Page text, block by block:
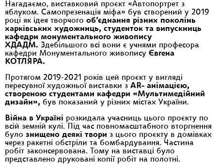
Нагадаємо, виставковий проєкт «Автопортрет з
яблуком. Самопрезенація міфа» був створений у 2019
році як ідея творчого об’єднання різних поколінь
харківських художниць, студенток та випускниць
кафедри монументального живопису
ХДАДМ. Здебільшого всі вони є учнями професора
кафедри Монументального живопису Євгена
КОТЛЯРА.
Протягом 2019-2021 років цей проєкт у вигляді
пересувної художньої виставки з AR- анімацією,
створеною студентами кафедри «Мультимедійний
дизайн», був показаний у різних містах України.
Війна в Україні розкидала учасниць цього проєкту по
всій земній кулі. Під час повномасштабного вторгнення
було знищено деякі твори з цього проєкту в домівках
через ракетні обстріли та бомбардування. Частина
робіт законсервована. Тому на виставці було
представлено друковані копії робіт на полотні.